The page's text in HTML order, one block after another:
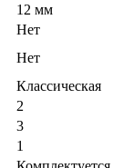
12 мм
Нет
Нет
Классическая
2
3
1